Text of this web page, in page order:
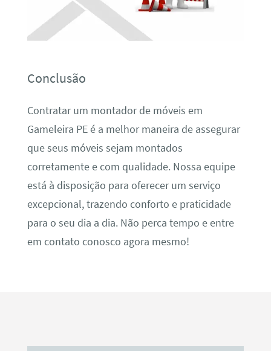
Conclusão
Contratar um montador de móveis em
Gameleira PE é a melhor maneira de assegurar
que seus móveis sejam montados
corretamente e com qualidade. Nossa equipe
está à disposição para oferecer um serviço
excepcional, trazendo conforto e praticidade
para o seu dia a dia. Não perca tempo e entre
em contato conosco agora mesmo!